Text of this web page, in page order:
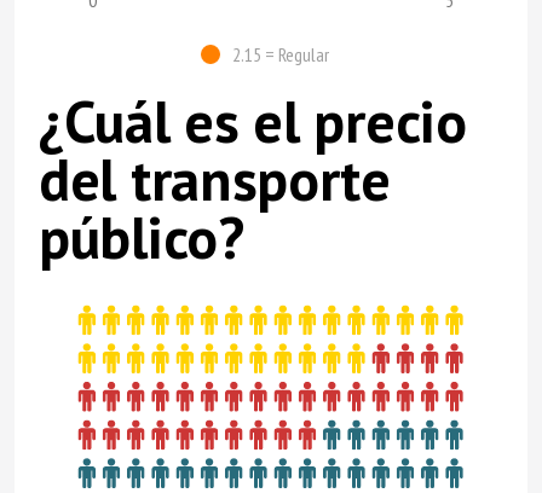
2.15 = Regular
¿Cuál es el precio
del transporte
público?